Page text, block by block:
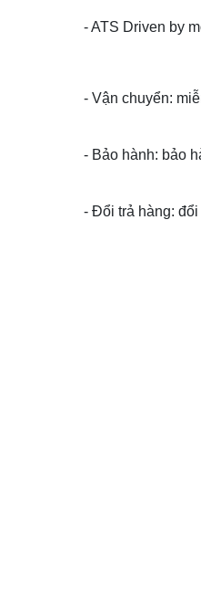
- ATS Driven by
- Vận chuyển:
- Bảo hành: bảo
- Đổi trả hàng: